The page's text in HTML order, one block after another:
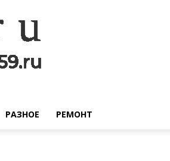
РАЗНОЕ РЕМОНТ